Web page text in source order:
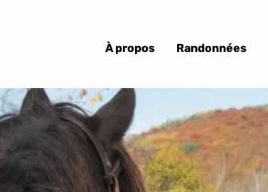
À propos Randonnées